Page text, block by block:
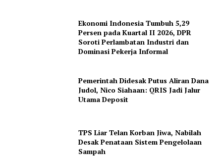
Ekonomi Indonesia Tumbuh 5,29
Persen pada Kuartal II 2026, DPR
Soroti Perlambatan Industri dan
Dominasi Pekerja Informal
Pemerintah Didesak Putus Aliran Dana
Judol, Nico Siahaan: QRIS Jadi Jalur
Utama Deposit
TPS Liar Telan Korban Jiwa, Nabilah
Desak Penataan Sistem Pengelolaan
Sampah